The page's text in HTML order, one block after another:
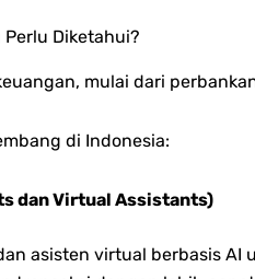
Diketahui?
mulai dari
di Indonesia:
dan Virtual Assistants)
asisten virtual berbasis AI